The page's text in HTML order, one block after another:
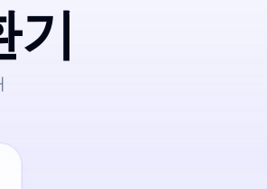
기